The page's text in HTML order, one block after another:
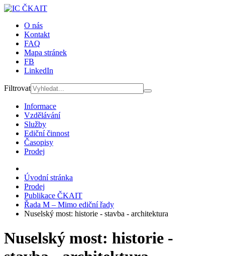
O nás
Kontakt
FAQ
Mapa stránek
FB
LinkedIn
Filtrovat
Informace
Vzdělávání
Služby
Ediční činnost
Časopisy
Prodej
Úvodní stránka
Prodej
Publikace ČKAIT
Řada M – Mimo ediční řady
Nuselský most: historie - stavba - architektura
Nuselský most: historie -